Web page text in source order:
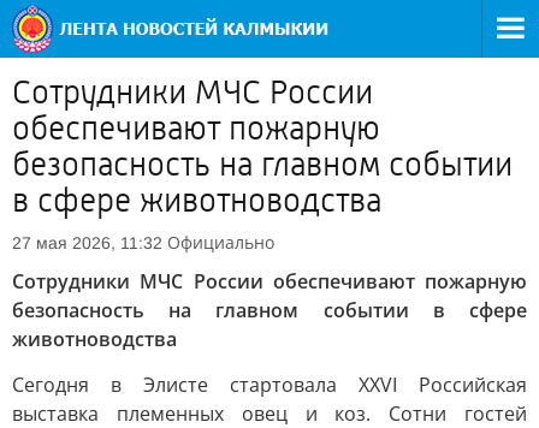
Сотрудники МЧС России
обеспечивают пожарную
безопасность на главном событии
в сфере животноводства
27 мая 2026, 11:32 Официально
Сотрудники МЧС России обеспечивают пожарную
безопасность на главном событии в сфере
животноводства
Сегодня в Элисте стартовала XXVI Российская
выставка племенных овец и коз. Сотни гостей